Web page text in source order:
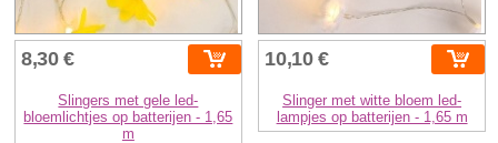
8,30 €
Slingers met gele led-
bloemlichtjes op batterijen - 1,65
m
10,10 €
Slinger met witte bloem led-
lampjes op batterijen - 1,65 m